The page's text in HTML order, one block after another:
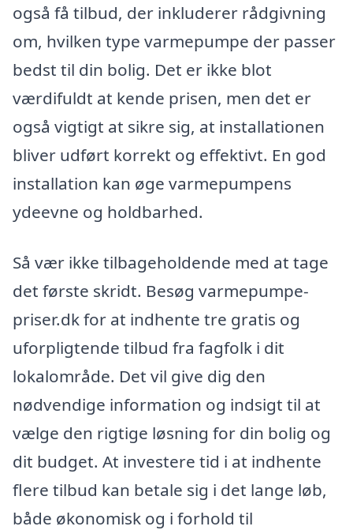
også få tilbud, der inkluderer rådgivning
om, hvilken type varmepumpe der passer
bedst til din bolig. Det er ikke blot
værdifuldt at kende prisen, men det er
også vigtigt at sikre sig, at installationen
bliver udført korrekt og effektivt. En god
installation kan øge varmepumpens
ydeevne og holdbarhed.
Så vær ikke tilbageholdende med at tage
det første skridt. Besøg varmepumpe-
priser.dk for at indhente tre gratis og
uforpligtende tilbud fra fagfolk i dit
lokalområde. Det vil give dig den
nødvendige information og indsigt til at
vælge den rigtige løsning for din bolig og
dit budget. At investere tid i at indhente
flere tilbud kan betale sig i det lange løb,
både økonomisk og i forhold til